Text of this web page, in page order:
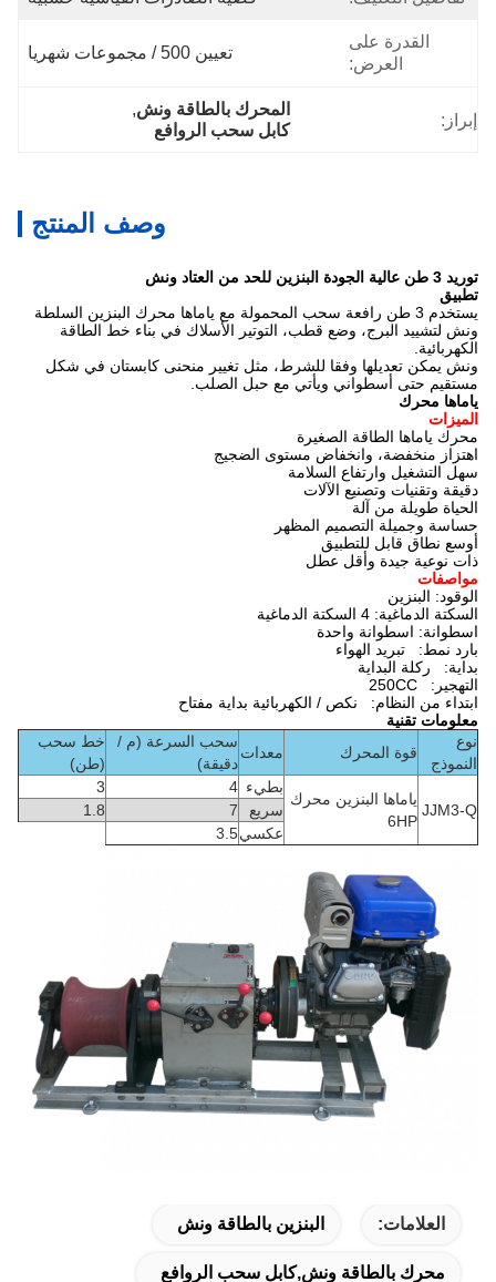
القدرة على
العرض:
تعيين 500 / مجموعات شهريا
إبراز:
المحرك بالطاقة ونش ,
كابل سحب الروافع
وصف المنتج
توريد 3 طن عالية الجودة البنزين للحد من العتاد ونش
تطبيق
يستخدم 3 طن رافعة سحب المحمولة مع ياماها محرك البنزين السلطة
ونش لتشييد البرج، وضع قطب، التوتير الأسلاك في بناء خط الطاقة
الكهربائية.
ونش يمكن تعديلها وفقا للشرط، مثل تغيير منحنى كابستان في شكل
مستقيم حتى أسطواني ويأتي مع حبل الصلب.
ياماها محرك
الميزات
محرك ياماها الطاقة الصغيرة
اهتزاز منخفضة، وانخفاض مستوى الضجيج
سهل التشغيل وارتفاع السلامة
دقيقة وتقنيات وتصنيع الآلات
الحياة طويلة من آلة
حساسة وجميلة التصميم المظهر
أوسع نطاق قابل للتطبيق
ذات نوعية جيدة وأقل عطل
مواصفات
الوقود: البنزين
السكتة الدماغية: 4 السكتة الدماغية
اسطوانة:اسطوانة واحدة
بارد نمط:
تبريد الهواء
بداية:
ركلة البداية
التهجير:
250CC
ابتداء من النظام:
نكص / الكهربائية بداية مفتاح
معلومات تقنية
نوع
النموذج
قوة المحرك معدات
سحب السرعة (م /
دقيقة)
خط سحب
(طن)
JJM3-Q
ياماها البنزين محرك
6HP
بطيء 4
سريع
1.8
عكسي 3.5
العلامات: البنزين بالطاقة ونش
محرك بالطاقة ونش,كابل سحب الروافع